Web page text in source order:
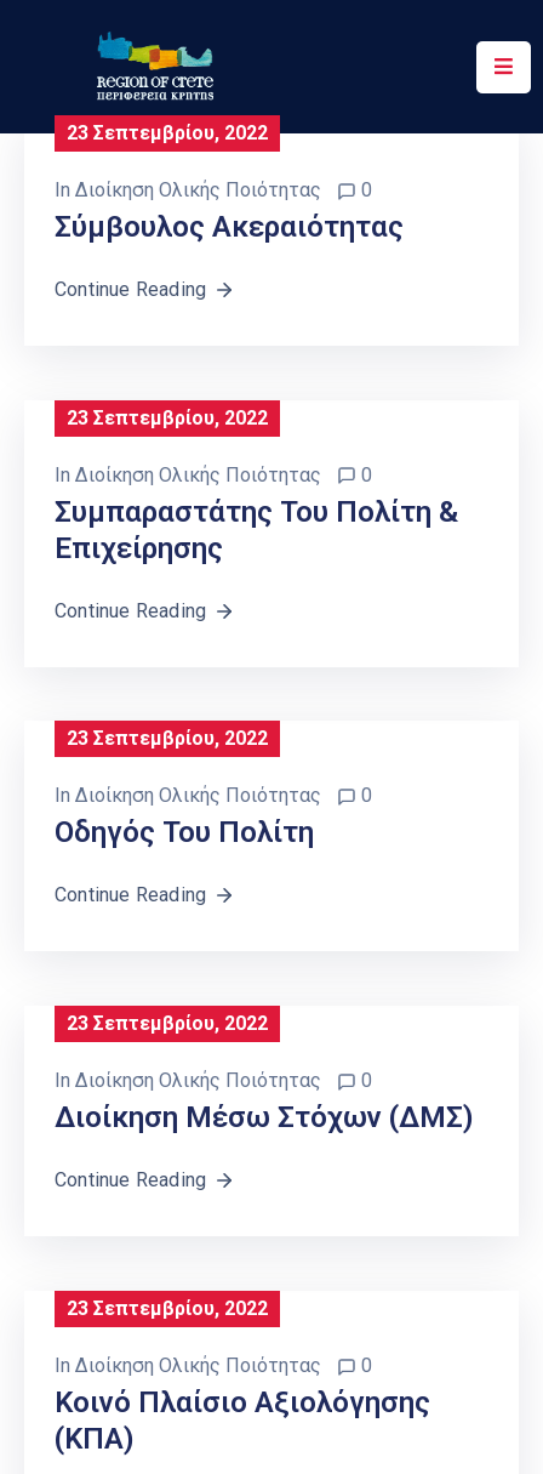
Περιφέρεια
Έργα
Επικοινωνία
23 Σεπτεμβρίου, 2022
In Διοίκηση Ολικής Ποιότητας 0
Σύμβουλος Ακεραιότητας
Continue Reading
23 Σεπτεμβρίου, 2022
In Διοίκηση Ολικής Ποιότητας 0
Συμπαραστάτης Του Πολίτη &
Επιχείρησης
Continue Reading
23 Σεπτεμβρίου, 2022
In Διοίκηση Ολικής Ποιότητας 0
Οδηγός Του Πολίτη
Continue Reading
23 Σεπτεμβρίου, 2022
In Διοίκηση Ολικής Ποιότητας 0
Διοίκηση Μέσω Στόχων (ΔΜΣ)
Continue Reading
23 Σεπτεμβρίου, 2022
In Διοίκηση Ολικής Ποιότητας 0
Κοινό Πλαίσιο Αξιολόγησης
(ΚΠΑ)